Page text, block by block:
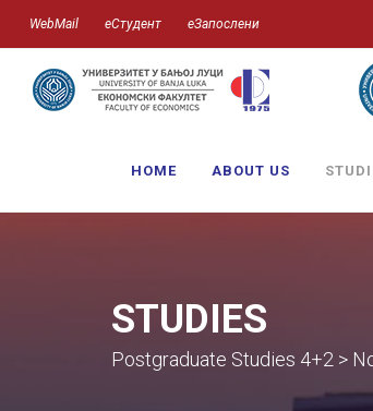
WebMail еСтудент еЗапослени
HOME ABOUT US
STUDIES
Postgraduate Studies 4+2 >